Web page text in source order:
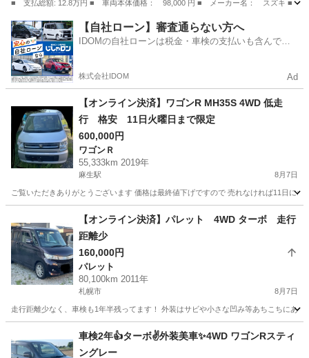
■ 支払総額: 12.8万円 ■ 車両本体価格： 98,000 円 ■ メーカー名： スズキ ■
北海道 札幌市 アルト
【自社ローン】審査通らない方へ
IDOMの自社ローンは税金・車検の支払いも含んでい
株式会社IDOM Ad
【オンライン決済】ワゴンR MH35S 4WD 低走
行 格安 11日火曜日まで限定
600,000円
ワゴンＲ
55,333km 2019年
麻生駅 8月7日
ご覧いただきありがとうございます 価格は最終値下げですので 売れなければ11日に
麻生駅 ワゴンＲ
【オンライン決済】パレット 4WD ターボ 走行
距離少
160,000円
パレット
80,100km 2011年
札幌市 8月7日
走行距離少なく、車検も1年半残ってます！ 外装はサビや小さな凹み等あちこちにあ
パレット 走行距離
車検2年👍ターボ✌️外装美車✨4WD ワゴンRスティ
ングレー